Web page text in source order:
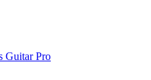
Guitar Pro